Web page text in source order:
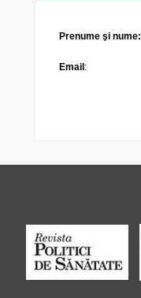
Prenume şi nume:
Email :